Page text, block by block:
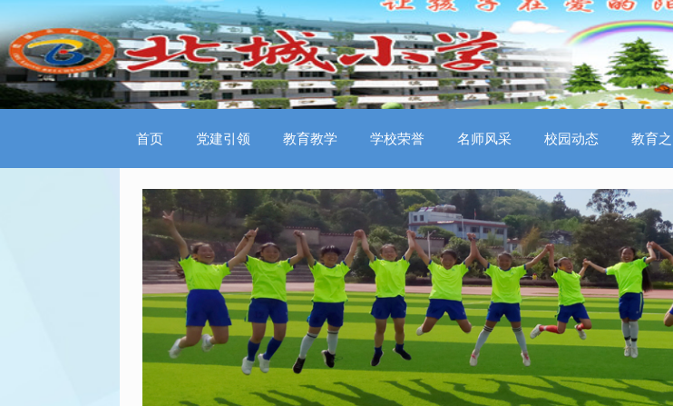
首页 党建引领 教育教学 学校荣誉 名师风采 校园动态 教育